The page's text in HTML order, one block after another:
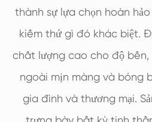
thành sự lựa chọn hoàn
kiếm thứ gì đó khác biệt.
chất lượng cao cho độ bền,
ngoài mịn màng và bóng
gia đình và thương mại.